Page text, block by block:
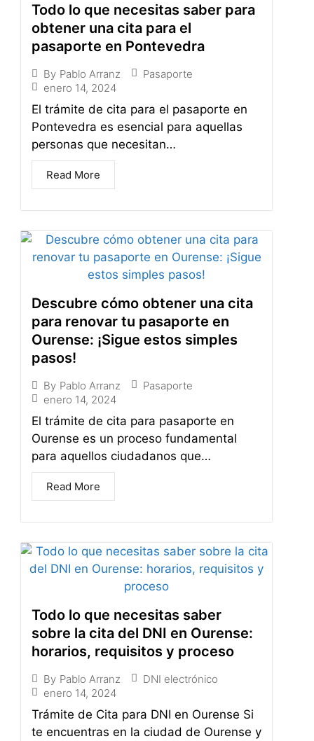
Todo lo que necesitas saber para
obtener una cita para el
pasaporte en Pontevedra
By Pablo Arranz
Pasaporte
enero 14, 2024
El trámite de cita para el pasaporte en
Pontevedra es esencial para aquellas
personas que necesitan…
Read More
Descubre cómo obtener una cita
para renovar tu pasaporte en
Ourense: ¡Sigue estos simples
pasos!
By Pablo Arranz
Pasaporte
enero 14, 2024
El trámite de cita para pasaporte en
Ourense es un proceso fundamental
para aquellos ciudadanos que…
Read More
Todo lo que necesitas saber
sobre la cita del DNI en Ourense:
horarios, requisitos y proceso
By Pablo Arranz
DNI electrónico
enero 14, 2024
Trámite de Cita para DNI en Ourense Si
te encuentras en la ciudad de Ourense y